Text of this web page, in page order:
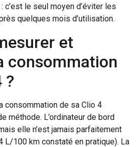
le seul moyen d’éviter les
quelques mois d’utilisation.
et
consommation
?
consommation de sa Clio 4
méthode. L’ordinateur de bord
elle n’est jamais parfaitement
L/100 km constaté en pratique). La